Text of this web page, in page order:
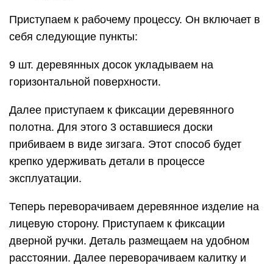
Приступаем к рабочему процессу. Он включает в
себя следующие пункты:
9 шт. деревянных досок укладываем на
горизонтальной поверхности.
Далее приступаем к фиксации деревянного
полотна. Для этого 3 оставшиеся доски
прибиваем в виде зигзага. Этот способ будет
крепко удерживать детали в процессе
эксплуатации.
Теперь переворачиваем деревянное изделие на
лицевую сторону. Приступаем к фиксации
дверной ручки. Деталь размещаем на удобном
расстоянии. Далее переворачиваем калитку и